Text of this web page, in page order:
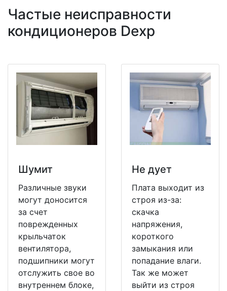
Частые неисправности
кондиционеров Dexp
Шумит
Различные звуки
могут доносится
за счет
поврежденных
крыльчаток
вентилятора,
подшипники могут
отслужить свое во
внутреннем блоке,
Не дует
Плата выходит из
строя из-за:
скачка
напряжения,
короткого
замыкания или
попадание влаги.
Так же может
выйти из строя